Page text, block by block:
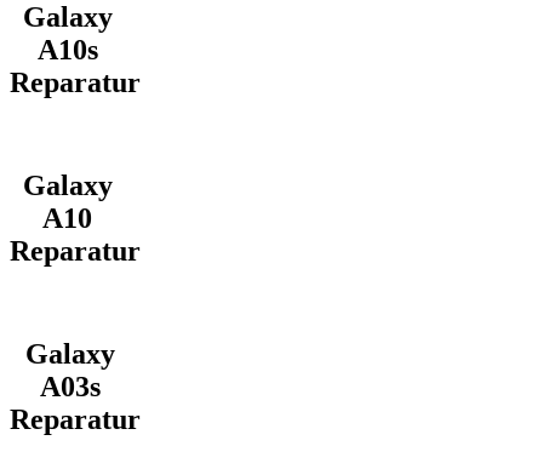
Galaxy
A10s
Reparatur
Galaxy
A10
Reparatur
Galaxy
A03s
Reparatur